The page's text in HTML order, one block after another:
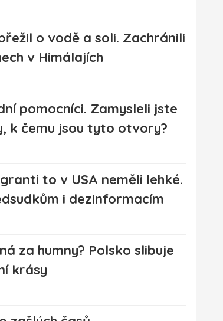
o vodě a soli. Zachránili
v Himálajích
pomocníci. Zamysleli jste
k čemu jsou tyto otvory?
to v USA neměli lehké.
i dezinformacím
za humny? Polsko slibuje
krásy